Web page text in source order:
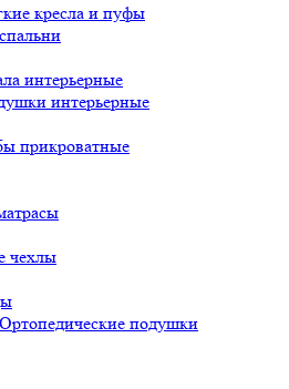
кресла и пуфы
интерьерные
интерьерные
прикроватные
чехлы
Ортопедические подушки